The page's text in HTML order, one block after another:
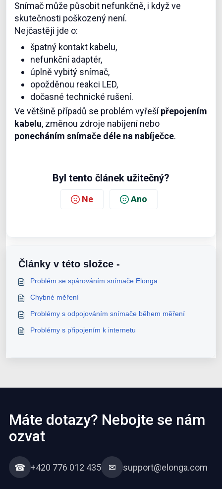
Snímač může působit nefunkčně, i když ve
skutečnosti poškozený není.
Nejčastěji jde o:
špatný kontakt kabelu,
nefunkční adaptér,
úplně vybitý snímač,
opožděnou reakci LED,
dočasné technické rušení.
Ve většině případů se problém vyřešípřepojením
kabelu, změnou zdroje nabíjení nebo
ponecháním snímače déle na nabíječce.
Byl tento článek užitečný?
Ne Ano
Články v této složce -
Problém se spárováním snímače Elonga
Chybné měření
Problémy s odpojováním snímače během měření
Problémy s připojením k internetu
Máte dotazy? Nebojte se nám
ozvat
☎ +420 776 012 435 ✉ support@elonga.com